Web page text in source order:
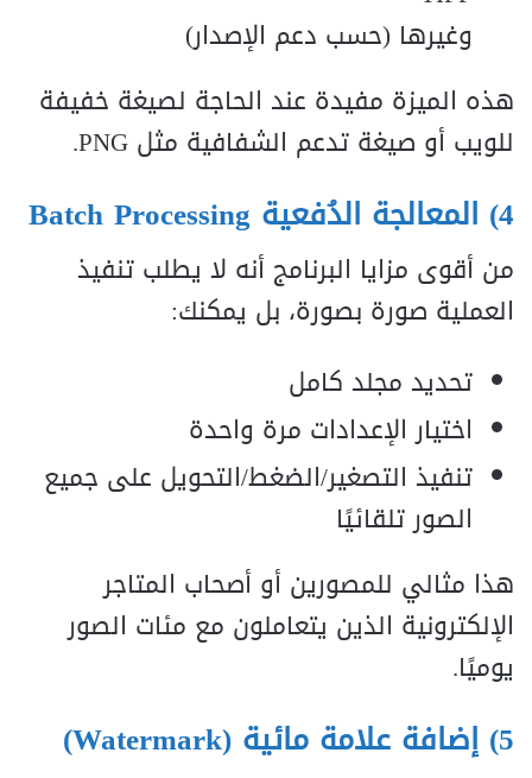
وغيرها (حسب دعم الإصدار)
هذه الميزة مفيدة عند الحاجة لصيغة خفيفة
للويب أو صيغة تدعم الشفافية مثل PNG.
4) المعالجة الدُفعية Batch Processing
من أقوى مزايا البرنامج أنه لا يطلب تنفيذ
العملية صورة بصورة، بل يمكنك:
تحديد مجلد كامل
اختيار الإعدادات مرة واحدة
تنفيذ التصغير/الضغط/التحويل على جميع
الصور تلقائيًا
هذا مثالي للمصورين أو أصحاب المتاجر
الإلكترونية الذين يتعاملون مع مئات الصور
يوميًا.
5) إضافة علامة مائية (Watermark)